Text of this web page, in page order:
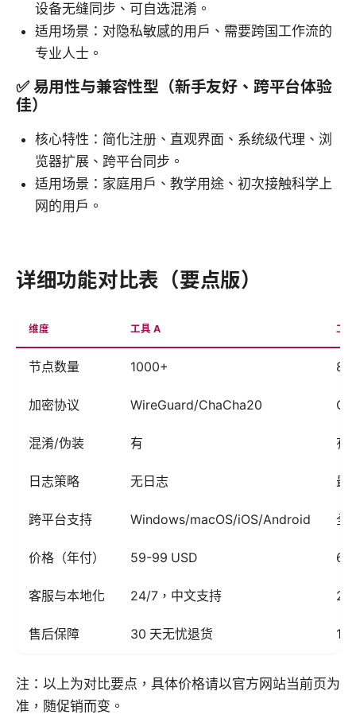
设备无缝同步、可自选混淆。
适用场景：对隐私敏感的用户、需要跨国工作流的
专业人士。
✅ 易用性与兼容性型（新手友好、跨平台体验
佳）
核心特性：简化注册、直观界面、系统级代理、浏
览器扩展、跨平台同步。
适用场景：家庭用户、教学用途、初次接触科学上
网的用户。
详细功能对比表（要点版）
维度 工具 A 工
节点数量 1000+
加密协议 WireGuard/ChaCha20
混淆/伪装 有 有
日志策略 无日志 最
跨平台支持 Windows/macOS/iOS/Android 全
价格（年付） 59-99 USD
客服与本地化 24/7，中文支持
售后保障 30 天无忧退货 15
注：以上为对比要点，具体价格请以官方网站当前页为
准，随促销而变。